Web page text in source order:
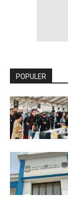
POPULER